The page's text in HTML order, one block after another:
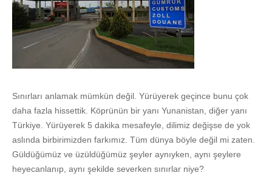
Sınırları anlamak mümkün değil. Yürüyerek geçince bunu çok
daha fazla hissettik. Köprünün bir yanı Yunanistan, diğer yanı
Türkiye. Yürüyerek 5 dakika mesafeyle, dilimiz değişse de yok
aslında birbirimizden farkımız. Tüm dünya böyle değil mi zaten.
Güldüğümüz ve üzüldüğümüz şeyler aynıyken, aynı şeylere
heyecanlanıp, aynı şekilde severken sınırlar niye?